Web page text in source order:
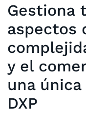
Gestiona
aspectos
y el
una
DXP